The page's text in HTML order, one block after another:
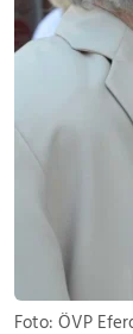
Foto: ÖVP